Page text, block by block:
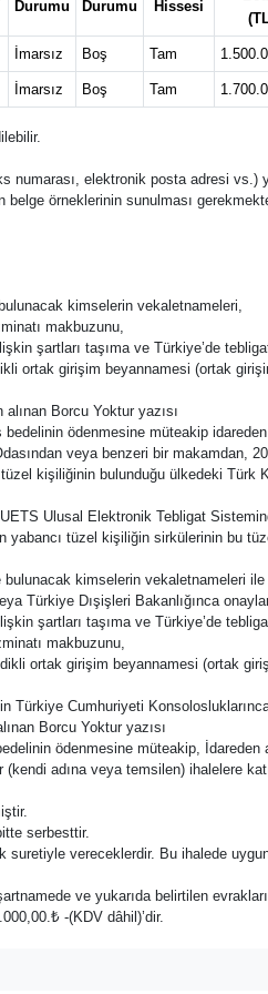
Durumu
Durumu
Hissesi
İmarsız Boş Tam
İmarsız Boş Tam
elektronik posta adresi vs.)
örneklerinin sunulması
kimselerin vekaletnameleri,
makbuzunu,
şartları taşıma ve Türkiye’de
ortak girişim beyannamesi (ortak
Borcu Yoktur yazısı
ödenmesine müteakip
veya benzeri bir makamdan,
kişiliğinin bulunduğu ülkedeki Türk
Ulusal Elektronik Tebligat
tüzel kişiliğin sirkülerinin bu
kimselerin vekaletnameleri
Türkiye Dışişleri Bakanlığınca
şartları taşıma ve Türkiye’de
makbuzunu,
ortak girişim beyannamesi (ortak
Türkiye Cumhuriyeti
Borcu Yoktur yazısı
ödenmesine müteakip, İdareden
adına veya temsilen) ihalelere
serbesttir.
vereceklerdir. Bu ihalede
ve yukarıda belirtilen
-(KDV dâhil)’dir.